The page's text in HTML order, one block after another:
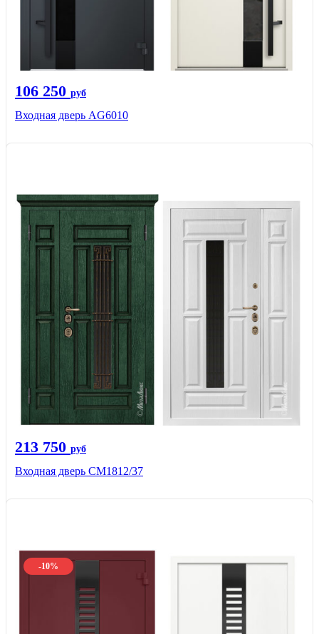
106 250 руб
Входная дверь AG6010
213 750 руб
Входная дверь СМ1812/37
-10%